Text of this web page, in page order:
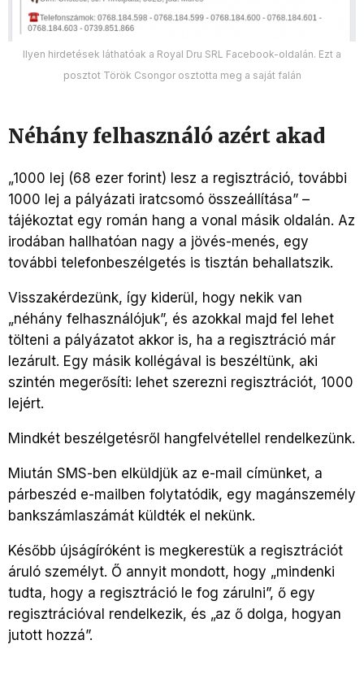
Ilyen hirdetések láthatóak a Royal Dru SRL Facebook-oldalán. Ezt a
posztot Török Csongor osztotta meg a saját falán
Néhány felhasználó azért akad
„1000 lej (68 ezer forint) lesz a regisztráció, további
1000 lej a pályázati iratcsomó összeállítása” –
tájékoztat egy román hang a vonal másik oldalán. Az
irodában hallhatóan nagy a jövés-menés, egy
további telefonbeszélgetés is tisztán behallatszik.
Visszakérdezünk, így kiderül, hogy nekik van
„néhány felhasználójuk”, és azokkal majd fel lehet
tölteni a pályázatot akkor is, ha a regisztráció már
lezárult. Egy másik kollégával is beszéltünk, aki
szintén megerősíti: lehet szerezni regisztrációt, 1000
lejért.
Mindkét beszélgetésről hangfelvétellel rendelkezünk.
Miután SMS-ben elküldjük az e-mail címünket, a
párbeszéd e-mailben folytatódik, egy magánszemély
bankszámlaszámát küldték el nekünk.
Később újságíróként is megkerestük a regisztrációt
áruló személyt. Ő annyit mondott, hogy „mindenki
tudta, hogy a regisztráció le fog zárulni”, ő egy
regisztrációval rendelkezik, és „az ő dolga, hogyan
jutott hozzá”.